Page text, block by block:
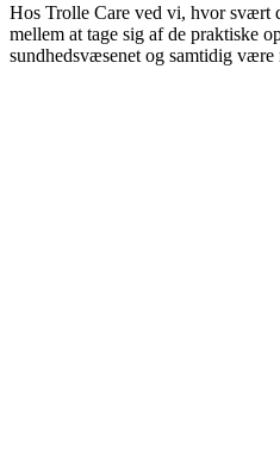
Hos Trolle Care ved vi, hvor svært
mellem at tage sig af de praktiske
sundhedsvæsenet og samtidig